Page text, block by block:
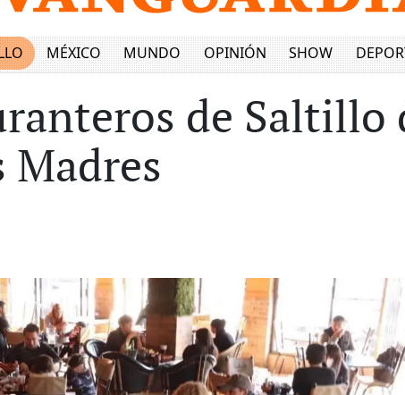
MÉXICO MUNDO OPINIÓN SHOW
de Saltillo
Madres